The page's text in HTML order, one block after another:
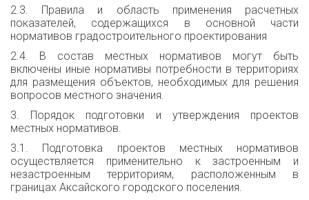
2.3. Правила и область применения расчетных
показателей, содержащихся в основной части
нормативов градостроительного проектирования
2.4. В состав местных нормативов могут быть
включены иные нормативы потребности в территориях
для размещения объектов, необходимых для решения
вопросов местного значения.
3. Порядок подготовки и утверждения проектов
местных нормативов.
3.1. Подготовка проектов местных нормативов
осуществляется применительно к застроенным и
незастроенным территориям, расположенным в
границах Аксайского городского поселения.